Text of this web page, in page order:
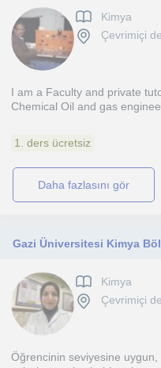
Kimya
Çevrimiçi
I am a Faculty and private
Chemical Oil and gas
1. ders ücretsiz
daha fazlasını gör
Kimya
Çevrimiçi
Öğrencinin seviyesine